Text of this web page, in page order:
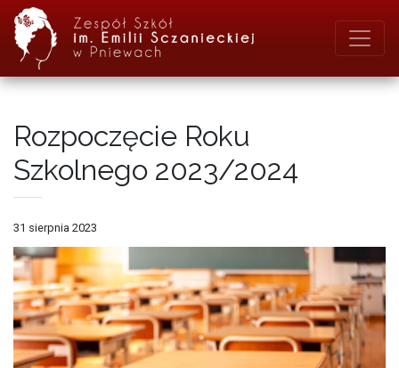
Rozpoczęcie Roku
Szkolnego 2023/2024
31 sierpnia 2023